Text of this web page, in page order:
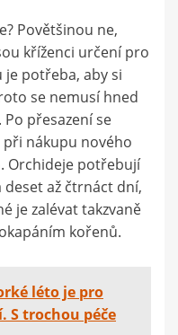
Povětšinou ne,
kříženci určení pro
je potřeba, aby si
se nemusí hned
přesazení se
nákupu nového
Orchideje potřebují
až čtrnáct dní,
je zalévat takzvaně
kořenů.
léto je pro
S trochou péče